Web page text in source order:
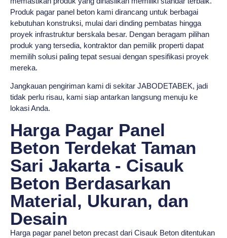
Produk pagar panel beton kami dirancang untuk berbagai
kebutuhan konstruksi, mulai dari dinding pembatas hingga
proyek infrastruktur berskala besar. Dengan beragam pilihan
produk yang tersedia, kontraktor dan pemilik properti dapat
memilih solusi paling tepat sesuai dengan spesifikasi proyek
mereka.
Jangkauan pengiriman kami di sekitar JABODETABEK, jadi
tidak perlu risau, kami siap antarkan langsung menuju ke
lokasi Anda.
Harga Pagar Panel
Beton Terdekat Taman
Sari Jakarta - Cisauk
Beton Berdasarkan
Material, Ukuran, dan
Desain
Harga pagar panel beton precast dari Cisauk Beton ditentukan